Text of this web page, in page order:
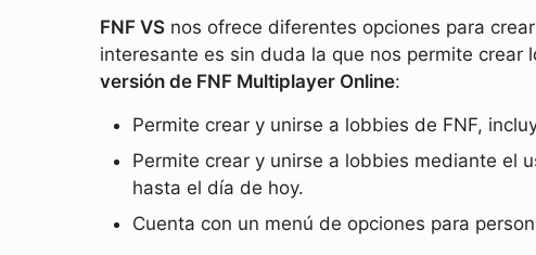
FNF VS nos ofrece diferentes opciones para
interesante es sin duda la que nos permite
versión de FNF Multiplayer Online:
Permite crear y unirse a lobbies de FNF,
Permite crear y unirse a lobbies mediante el
hasta el día de hoy.
Cuenta con un menú de opciones para